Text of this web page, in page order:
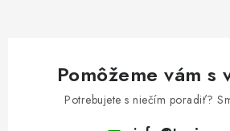
Pomôžeme vám s
Potrebujete s niečím poradiť?